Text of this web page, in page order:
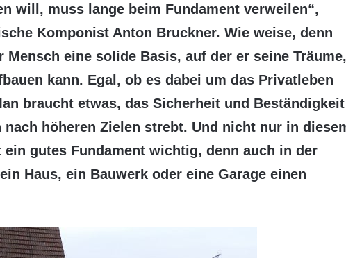
will, muss lange beim Fundament verweilen“,
Komponist Anton Bruckner. Wie weise, denn
Mensch eine solide Basis, auf der er seine Träume,
kann. Egal, ob es dabei um das Privatleben
braucht etwas, das Sicherheit und Beständigkeit
höheren Zielen strebt. Und nicht nur in
ein gutes Fundament wichtig, denn auch in der
Haus, ein Bauwerk oder eine Garage einen